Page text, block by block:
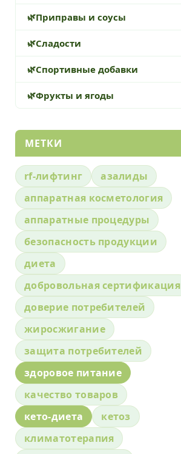
Приправы и соусы
Сладости
Спортивные добавки
Фрукты и ягоды
МЕТКИ
rf-лифтинг
азалиды
аппаратная косметология
аппаратные процедуры
безопасность продукции
диета
добровольная сертификация
доверие потребителей
жиросжигание
защита потребителей
здоровое питание
качество товаров
кето-диета
кетоз
климатотерапия